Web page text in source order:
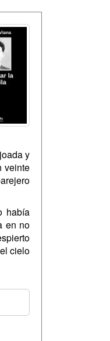
y
veinte
había
en no
cielo